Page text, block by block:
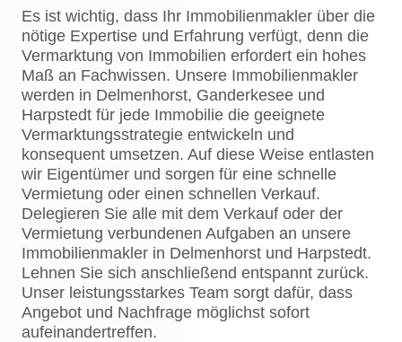
Es ist wichtig, dass Ihr Immobilienmakler über die
nötige Expertise und Erfahrung verfügt, denn die
Vermarktung von Immobilien erfordert ein hohes
Maß an Fachwissen. Unsere Immobilienmakler
werden in Delmenhorst, Ganderkesee und
Harpstedt für jede Immobilie die geeignete
Vermarktungsstrategie entwickeln und
konsequent umsetzen. Auf diese Weise entlasten
wir Eigentümer und sorgen für eine schnelle
Vermietung oder einen schnellen Verkauf.
Delegieren Sie alle mit dem Verkauf oder der
Vermietung verbundenen Aufgaben an unsere
Immobilienmakler in Delmenhorst und Harpstedt.
Lehnen Sie sich anschließend entspannt zurück.
Unser leistungsstarkes Team sorgt dafür, dass
Angebot und Nachfrage möglichst sofort
aufeinandertreffen.